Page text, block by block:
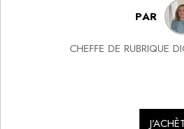
PAR
CHEFFE DE RUBRIQUE